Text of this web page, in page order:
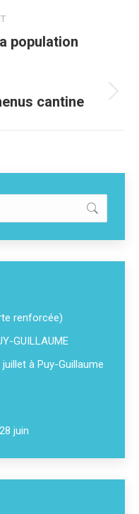
population
cantine
renforcée)
GUILLAUME
à Puy-Guillaume
juin